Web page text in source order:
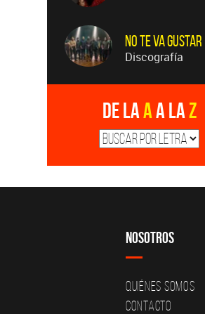
No Te Va Gustar
Discografía
De laAa laZ
Nosotros
Quiénes Somos
Contacto